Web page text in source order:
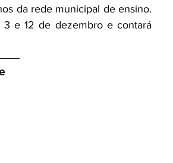
da rede municipal de ensino.
e 12 de dezembro e contará